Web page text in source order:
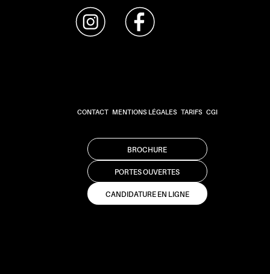
CONTACT MENTIONS LÉGALES TARIFS CGI
CANDIDATURE EN LIGNE
PORTES OUVERTES
BROCHURE